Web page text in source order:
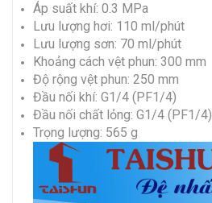
Áp suất khí: 0.3 MPa
Lưu lượng hơi: 110 ml/phút
Lưu lượng sơn: 70 ml/phút
Khoảng cách vệt phun: 300 mm
Độ rộng vệt phun: 250 mm
Đầu nối khí: G1/4 (PF1/4)
Đầu nối chất lỏng: G1/4 (PF1/4)
Trọng lượng: 565 g